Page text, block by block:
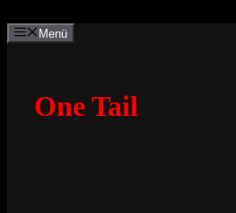
Inhalt
springen
Menü
One Tail